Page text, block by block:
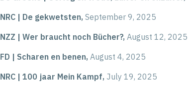
NRC | De gekwetsten, September 9, 2025
NZZ | Wer braucht noch Bücher?, August 12, 2025
FD | Scharen en benen, August 4, 2025
NRC | 100 jaar Mein Kampf, July 19, 2025